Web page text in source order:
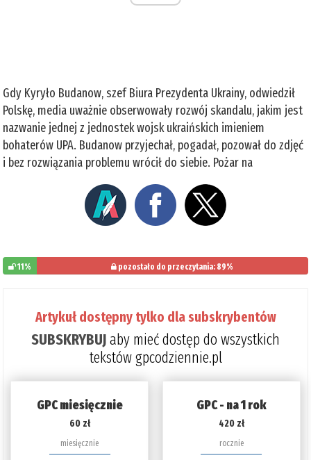
Gdy Kyryło Budanow, szef Biura Prezydenta Ukrainy, odwiedził
Polskę, media uważnie obserwowały rozwój skandalu, jakim jest
nazwanie jednej z jednostek wojsk ukraińskich imieniem
bohaterów UPA. Budanow przyjechał, pogadał, pozował do zdjęć
i bez rozwiązania problemu wrócił do siebie. Pożar na
11% pozostało do przeczytania: 89%
Artykuł dostępny tylko dla subskrybentów
SUBSKRYBUJaby mieć dostęp do wszystkich
tekstów gpcodziennie.pl
GPC miesięcznie
60 zł
miesięcznie
GPC - na 1 rok
420 zł
rocznie